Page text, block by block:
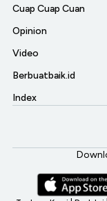
Cuap Cuap Cuan
Opinion
Video
Berbuatbaik.id
Index